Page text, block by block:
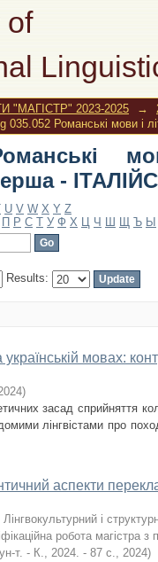
of
мови
"МАГІСТР" 2023-2025 →
035.052 Романські мови і
-
U V W X Y Z
П Р С Т У Ф Х Ц Ч Ш Щ Ъ Ы
Results:
українській мовах:
)
засад сприйняття
лінгвістами про
аспекти
і
робота магістра
т. - К., 2024. - 87 с., 2024)